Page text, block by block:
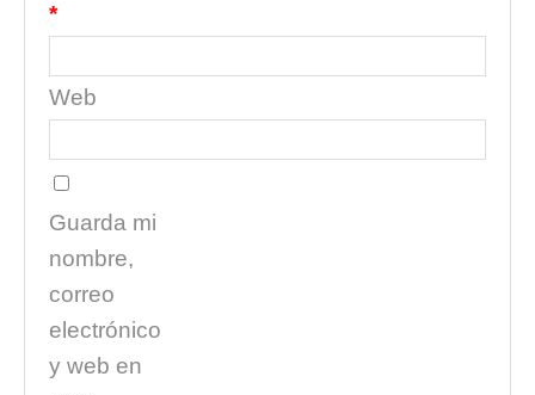
*
Web
Guarda mi
nombre,
correo
electrónico
y web en